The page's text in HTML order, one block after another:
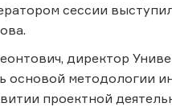
сессии
директор
основой методологии
проектной